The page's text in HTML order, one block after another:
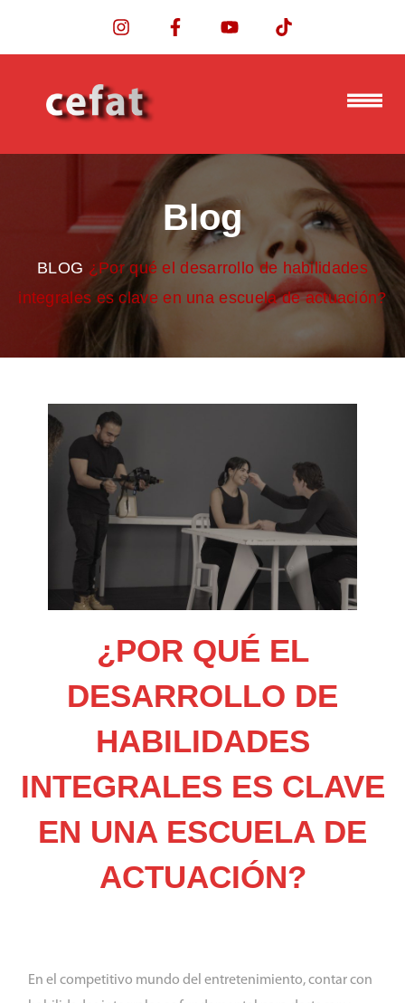
Blog
BLOG ¿Por qué el desarrollo de habilidades
integrales es clave en una escuela de actuación?
¿POR QUÉ EL
DESARROLLO DE
HABILIDADES
INTEGRALES ES CLAVE
EN UNA ESCUELA DE
ACTUACIÓN?
En el competitivo mundo del entretenimiento, contar con